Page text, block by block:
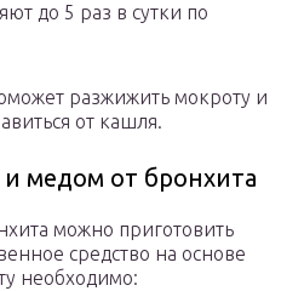
до 5 раз в сутки по
разжижить мокроту и
от кашля.
медом от бронхита
можно приготовить
средство на основе
необходимо: